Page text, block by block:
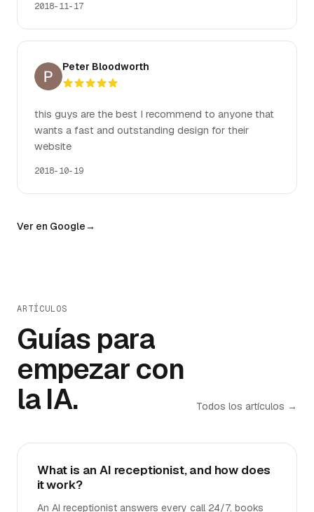
appreciated.
2018-11-17
Peter Bloodworth
this guys are the best I recommend to anyone that
wants a fast and outstanding design for their
website
2018-10-19
Ver en Google→
ARTÍCULOS
Guías para
empezar con
la IA.
Todos los artículos →
What is an AI receptionist, and how does
it work?
An AI receptionist answers every call 24/7, books